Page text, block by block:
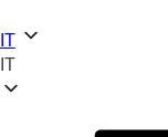
IT
IT